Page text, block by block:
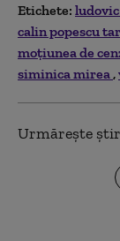
Etichete:
calin popescu
moţiunea de
siminica mirea
Urmărește